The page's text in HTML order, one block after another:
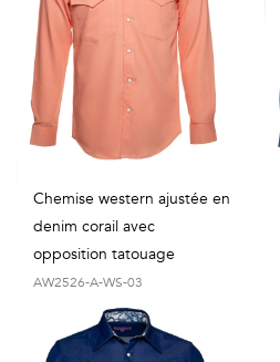
Chemise western ajustée en
denim corail avec
opposition tatouage
AW2526-A-WS-03